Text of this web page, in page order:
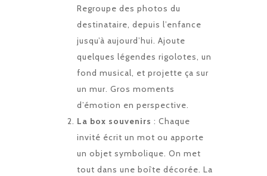
Regroupe des photos du
destinataire, depuis l’enfance
jusqu’à aujourd’hui. Ajoute
quelques légendes rigolotes, un
fond musical, et projette ça sur
un mur. Gros moments
d’émotion en perspective.
La box souvenirs : Chaque
invité écrit un mot ou apporte
un objet symbolique. On met
tout dans une boîte décorée. La